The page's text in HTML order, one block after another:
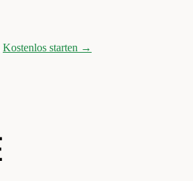
Kostenlos starten →